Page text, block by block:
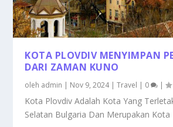
KOTA PLOVDIV MENYIMPAN
DARI ZAMAN KUNO
oleh admin | Nov 9, 2024|Travel | 0 |
Kota Plovdiv Adalah Kota Yang
Selatan Bulgaria Dan Merupakan Kota